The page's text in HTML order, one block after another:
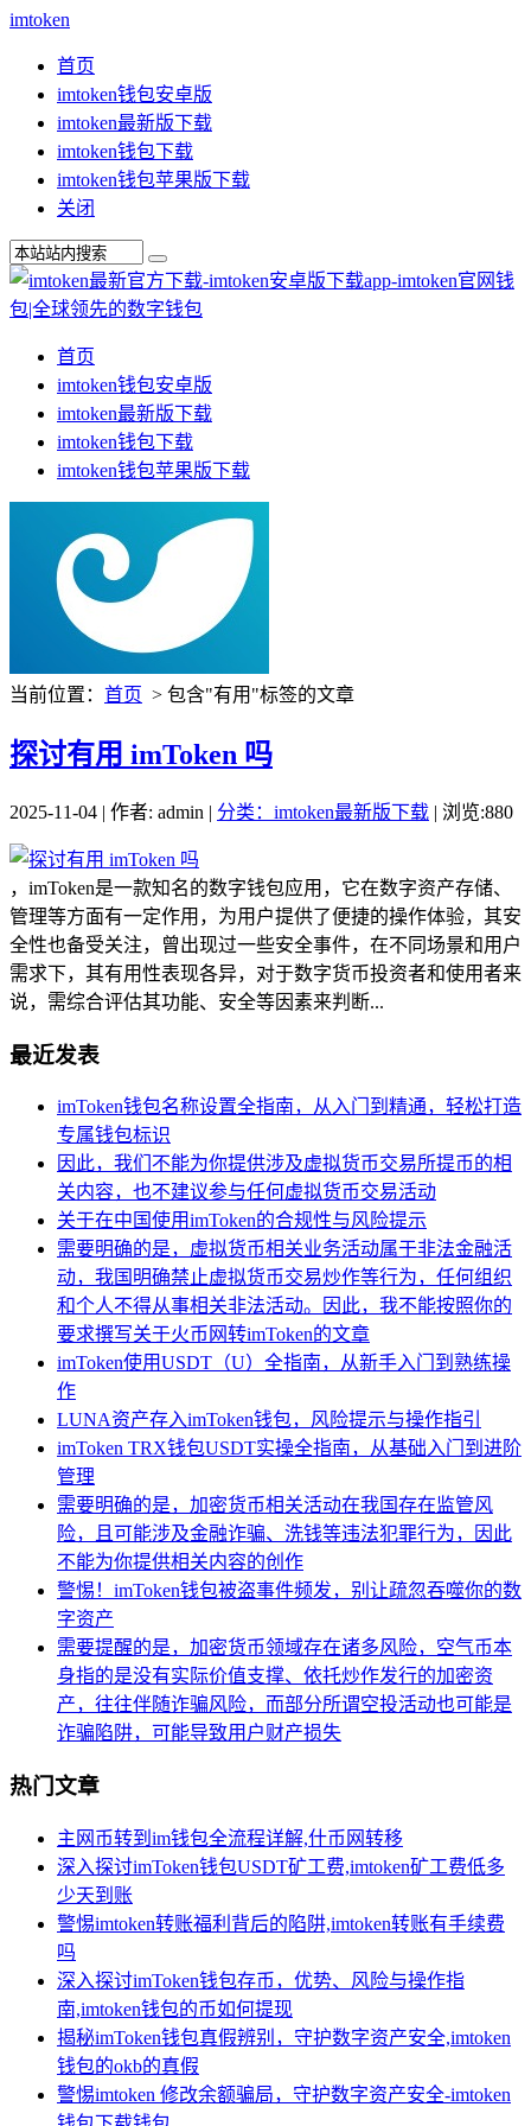
imtoken
首页
imtoken钱包安卓版
imtoken最新版下载
imtoken钱包下载
imtoken钱包苹果版下载
关闭
首页
imtoken钱包安卓版
imtoken最新版下载
imtoken钱包下载
imtoken钱包苹果版下载
当前位置： 首页 > 包含"有用"标签的文章
探讨有用 imToken 吗
2025-11-04 | 作者: admin | 分类：imtoken最新版下载 | 浏览:880
，imToken是一款知名的数字钱包应用，它在数字资产存储、
管理等方面有一定作用，为用户提供了便捷的操作体验，其安
全性也备受关注，曾出现过一些安全事件，在不同场景和用户
需求下，其有用性表现各异，对于数字货币投资者和使用者来
说，需综合评估其功能、安全等因素来判断...
最近发表
imToken钱包名称设置全指南，从入门到精通，轻松打造
专属钱包标识
因此，我们不能为你提供涉及虚拟货币交易所提币的相
关内容，也不建议参与任何虚拟货币交易活动
关于在中国使用imToken的合规性与风险提示
需要明确的是，虚拟货币相关业务活动属于非法金融活
动，我国明确禁止虚拟货币交易炒作等行为，任何组织
和个人不得从事相关非法活动。因此，我不能按照你的
要求撰写关于火币网转imToken的文章
imToken使用USDT（U）全指南，从新手入门到熟练操
作
LUNA资产存入imToken钱包，风险提示与操作指引
imToken TRX钱包USDT实操全指南，从基础入门到进阶
管理
需要明确的是，加密货币相关活动在我国存在监管风
险，且可能涉及金融诈骗、洗钱等违法犯罪行为，因此
不能为你提供相关内容的创作
警惕！imToken钱包被盗事件频发，别让疏忽吞噬你的数
字资产
需要提醒的是，加密货币领域存在诸多风险，空气币本
身指的是没有实际价值支撑、依托炒作发行的加密资
产，往往伴随诈骗风险，而部分所谓空投活动也可能是
诈骗陷阱，可能导致用户财产损失
热门文章
主网币转到im钱包全流程详解,什币网转移
深入探讨imToken钱包USDT矿工费,imtoken矿工费低多
少天到账
警惕imtoken转账福利背后的陷阱,imtoken转账有手续费
吗
深入探讨imToken钱包存币，优势、风险与操作指
南,imtoken钱包的币如何提现
揭秘imToken钱包真假辨别，守护数字资产安全,imtoken
钱包的okb的真假
警惕imtoken 修改余额骗局，守护数字资产安全-imtoken